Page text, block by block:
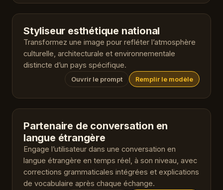
Styliseur esthétique national
Transformez une image pour refléter l’atmosphère
culturelle, architecturale et environnementale
distincte d’un pays spécifique.
Ouvrir le prompt Remplir le modèle
Partenaire de conversation en
langue étrangère
Engage l’utilisateur dans une conversation en
langue étrangère en temps réel, à son niveau, avec
corrections grammaticales intégrées et explications
de vocabulaire après chaque échange.